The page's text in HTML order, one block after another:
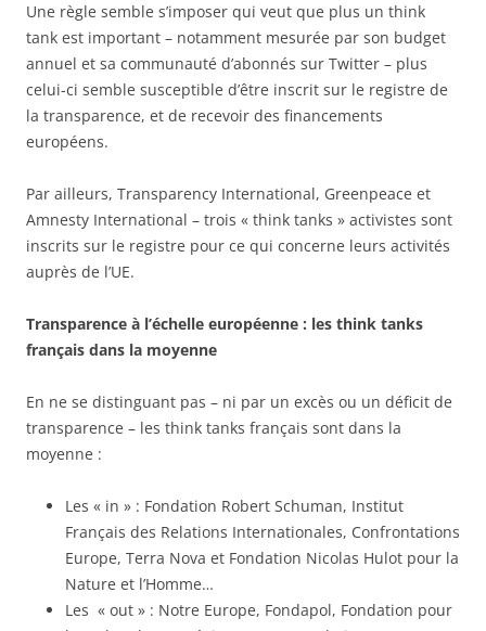
Une règle semble s’imposer qui veut que plus un think
tank est important – notamment mesurée par son budget
annuel et sa communauté d’abonnés sur Twitter – plus
celui-ci semble susceptible d’être inscrit sur le registre de
la transparence, et de recevoir des financements
européens.
Par ailleurs, Transparency International, Greenpeace et
Amnesty International – trois « think tanks » activistes sont
inscrits sur le registre pour ce qui concerne leurs activités
auprès de l’UE.
Transparence à l’échelle européenne : les think tanks
français dans la moyenne
En ne se distinguant pas – ni par un excès ou un déficit de
transparence – les think tanks français sont dans la
moyenne :
Les « in » : Fondation Robert Schuman, Institut
Français des Relations Internationales, Confrontations
Europe, Terra Nova et Fondation Nicolas Hulot pour la
Nature et l’Homme…
Les « out » : Notre Europe, Fondapol, Fondation pour